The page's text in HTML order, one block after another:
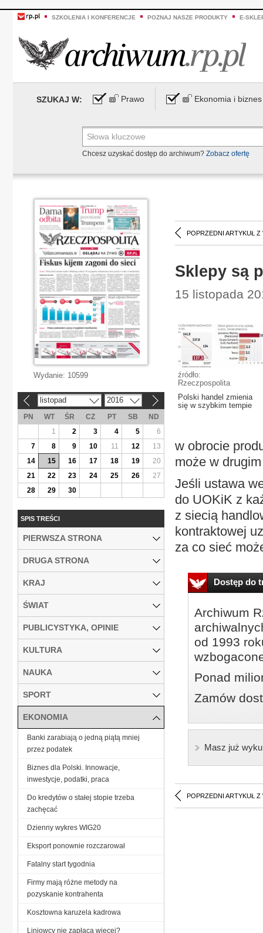
SZKOLENIA I KONFERENCJE POZNAJ NASZE PRODUKTY E-
SZUKAJ W: Prawo Ekonomia i biznes
Chcesz uzyskać dostęp do archiwum? Zobacz ofertę
POPRZEDNI ARTYKUŁ Z
Sklepy są
15 listopada
źródło:
Rzeczpospolita
Polski handel zmienia
się w szybkim tempie
w obrocie
może w
Jeśli ustawa
do UOKiK z
z siecią
kontraktowej
za co sieć
Dostęp do
Archiwum
od 1993
Ponad
Zamów
Masz już
POPRZEDNI ARTYKUŁ Z
Wydanie: 10599
listopad 2016
PN WT ŚR CZ PT SB
ND
1
2 3 4 5
6
7
8 9 10 11 12
13
14
15 16 17 18 19
20
21
22 23 24 25 26
27
28
29 30
SPIS TREŚCI
PIERWSZA STRONA
DRUGA STRONA
KRAJ
ŚWIAT
PUBLICYSTYKA, OPINIE
KULTURA
NAUKA
SPORT
EKONOMIA
Banki zarabiają o jedną piątą mniej
przez podatek
Biznes dla Polski. Innowacje,
inwestycje, podatki, praca
Do kredytów o stałej stopie trzeba
zachęcać
Dzienny wykres WIG20
Eksport ponownie rozczarował
Fatalny start tygodnia
Firmy mają różne metody na
pozyskanie kontrahenta
Kosztowna karuzela kadrowa
Liniowcy nie zapłacą więcej?